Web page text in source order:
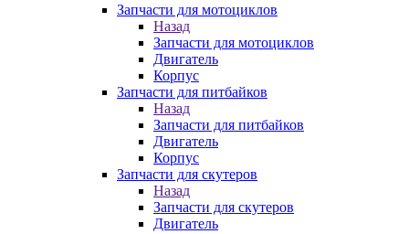
Запчасти для мотоциклов
Назад
Запчасти для мотоциклов
Двигатель
Корпус
Запчасти для питбайков
Назад
Запчасти для питбайков
Двигатель
Корпус
Запчасти для скутеров
Назад
Запчасти для скутеров
Двигатель